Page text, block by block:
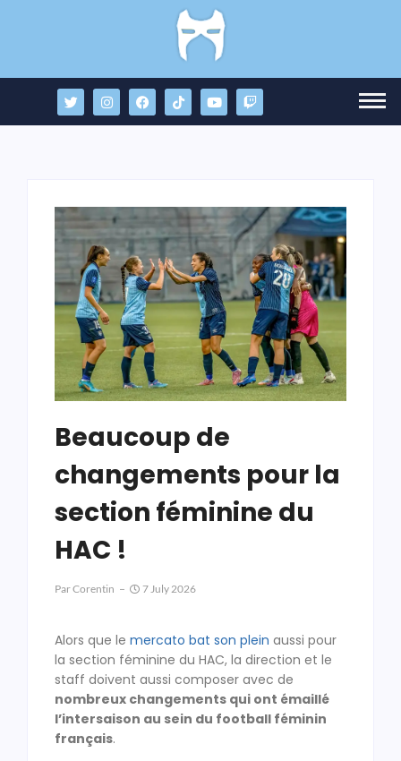
Beaucoup de
changements pour la
section féminine du
HAC !
ParCorentin 7 July 2026
Alors que le mercato bat son plein aussi pour
la section féminine du HAC, la direction et le
staff doivent aussi composer avec de
nombreux changements qui ont émaillé
l’intersaison au sein du football féminin
français.